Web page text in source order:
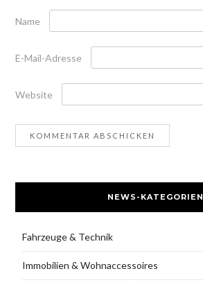
Name
E-Mail-Adresse
Website
NEWS-KATEGORIEN
Fahrzeuge & Technik
Immobilien & Wohnaccessoires